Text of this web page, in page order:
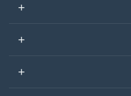
+
+
+